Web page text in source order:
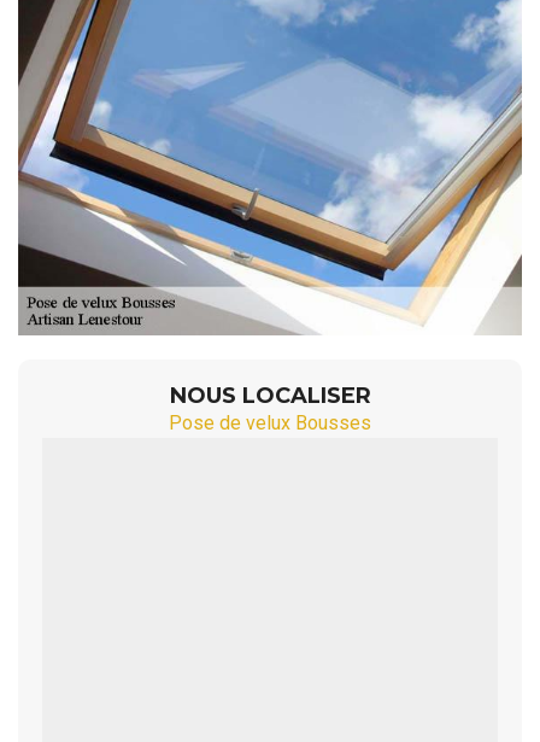
NOUS LOCALISER
Pose de velux Bousses